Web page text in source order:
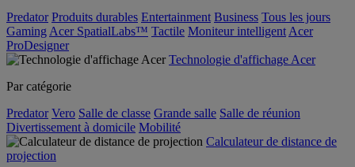
Predator Produits durables Entertainment Business Tous les jours
Gaming Acer SpatialLabs™ Tactile Moniteur intelligent Acer
ProDesigner
Technologie d'affichage Acer
Par catégorie
Predator Vero Salle de classe Grande salle Salle de réunion
Divertissement à domicile Mobilité
Calculateur de distance de
projection